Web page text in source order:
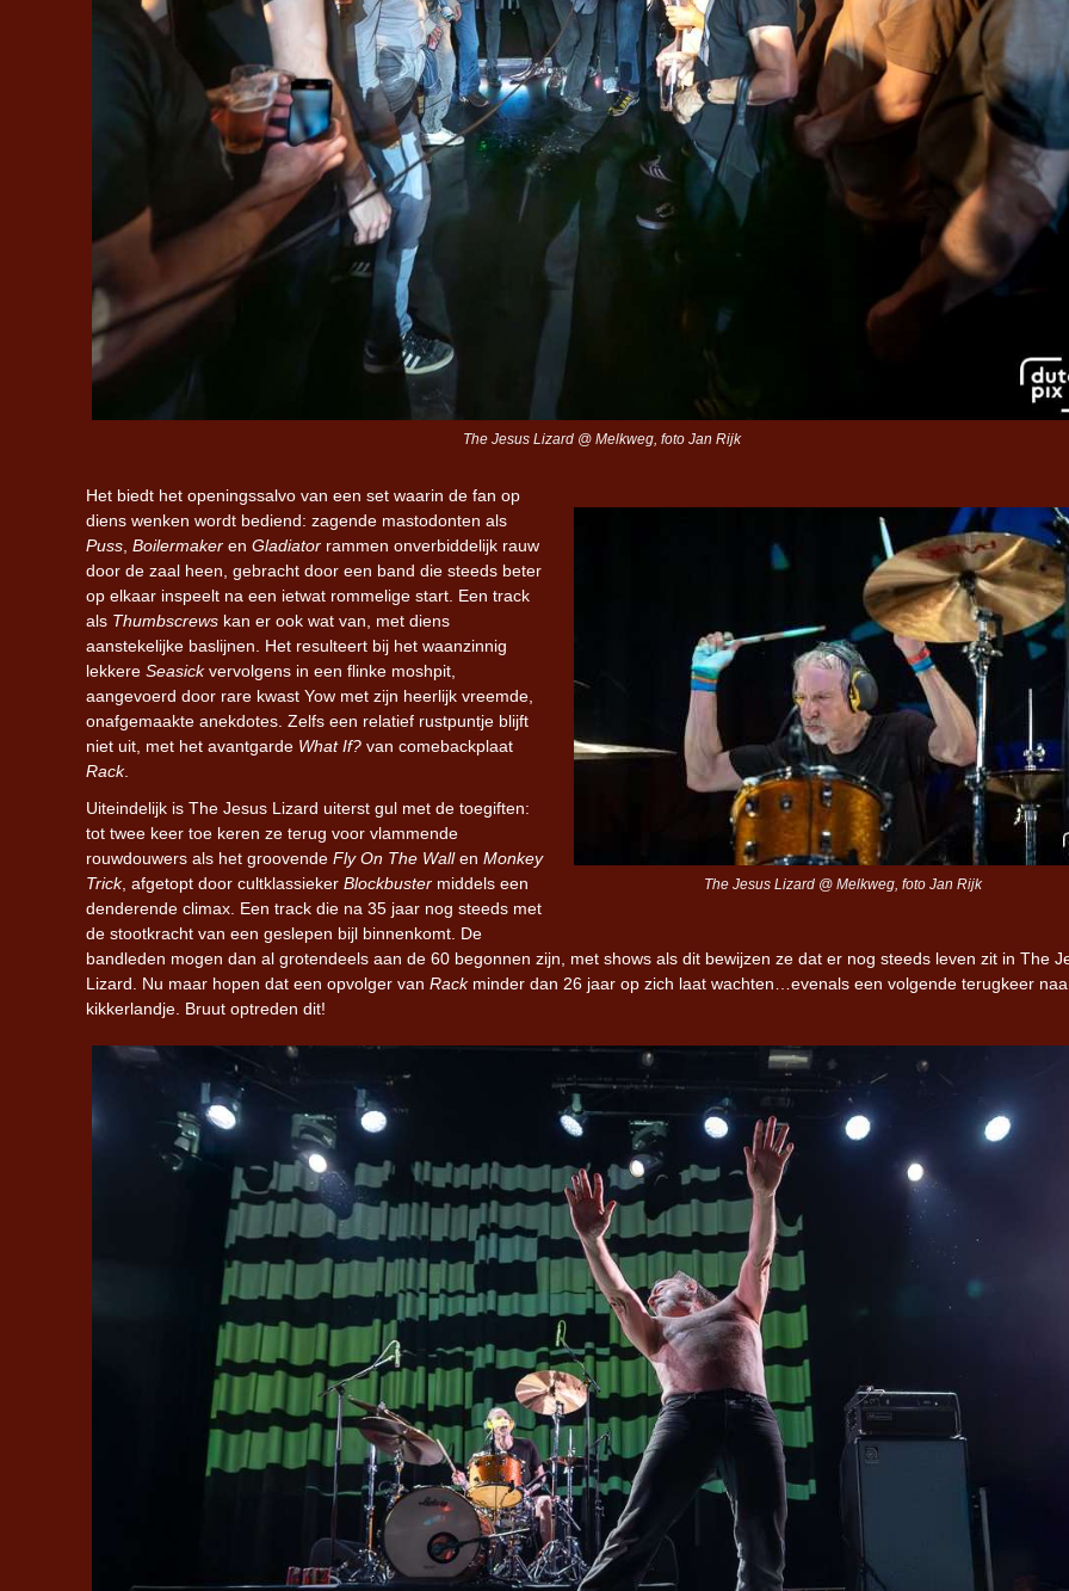
The Jesus Lizard @ Melkweg, foto Jan Rijk
The Jesus Lizard @ Melkweg, foto Jan Rijk
Het biedt het openingssalvo van een set waarin de fan op
diens wenken wordt bediend: zagende mastodonten als
Puss, Boilermaker en Gladiator rammen onverbiddelijk rauw
door de zaal heen, gebracht door een band die steeds beter
op elkaar inspeelt na een ietwat rommelige start. Een track
als Thumbscrews kan er ook wat van, met diens
aanstekelijke baslijnen. Het resulteert bij het waanzinnig
lekkere Seasickvervolgens in een flinke moshpit,
aangevoerd door rare kwast Yow met zijn heerlijk vreemde,
onafgemaakte anekdotes. Zelfs een relatief rustpuntje blijft
niet uit, met het avantgarde What If? van comebackplaat
Rack.
Uiteindelijk is The Jesus Lizard uiterst gul met de toegiften:
tot twee keer toe keren ze terug voor vlammende
rouwdouwers als het groovende Fly On The Wallen Monkey
Trick, afgetopt door cultklassieker Blockbuster middels een
denderende climax. Een track die na 35 jaar nog steeds met
de stootkracht van een geslepen bijl binnenkomt. De
bandleden mogen dan al grotendeels aan de 60 begonnen zijn, met shows als dit bewijzen ze dat er nog steeds leven zit in The
Lizard. Nu maar hopen dat een opvolger van Rackminder dan 26 jaar op zich laat wachten…evenals een volgende terugkeer
kikkerlandje. Bruut optreden dit!